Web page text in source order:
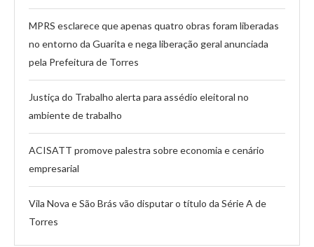
MPRS esclarece que apenas quatro obras foram liberadas
no entorno da Guarita e nega liberação geral anunciada
pela Prefeitura de Torres
Justiça do Trabalho alerta para assédio eleitoral no
ambiente de trabalho
ACISATT promove palestra sobre economia e cenário
empresarial
Vila Nova e São Brás vão disputar o título da Série A de
Torres